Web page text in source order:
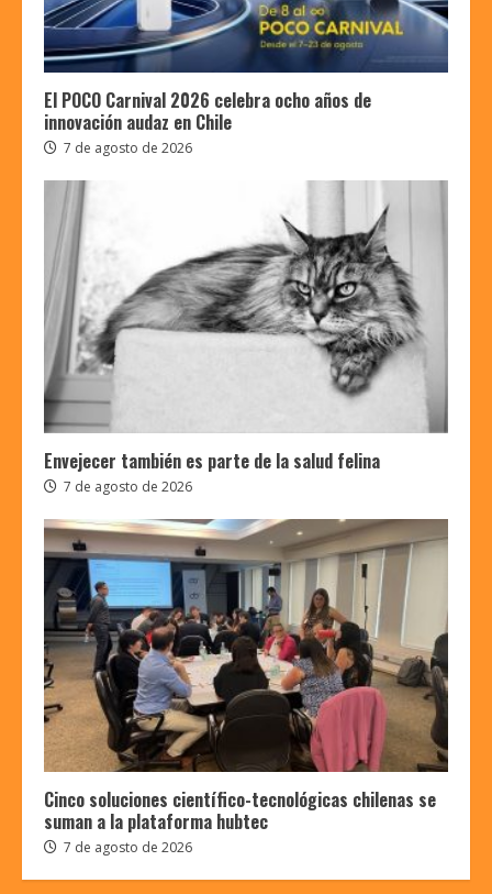
El POCO Carnival 2026 celebra ocho años de
innovación audaz en Chile
7 de agosto de 2026
Envejecer también es parte de la salud felina
7 de agosto de 2026
Cinco soluciones científico-tecnológicas chilenas se
suman a la plataforma hubtec
7 de agosto de 2026